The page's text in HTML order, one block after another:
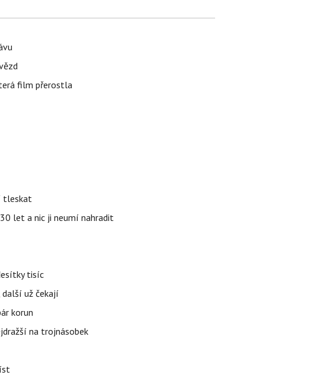
film přerostla
tleskat
let a nic ji neumí nahradit
tisíc
už čekají
korun
na trojnásobek